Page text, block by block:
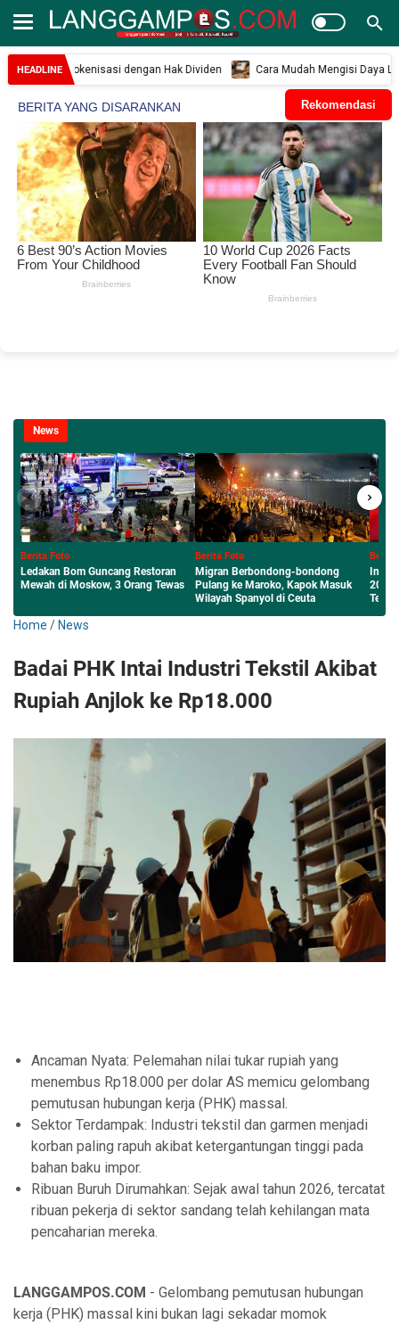
HEADLINE
Tokenisasi dengan Hak Dividen Cara Mudah Mengisi Daya Laptop
Rekomendasi
News
Berita Foto
Migran Berbondong-bondong
Pulang ke Maroko, Kapok Masuk
Berita Foto
Inilah Sumenep Maharaya Festival
2026 Panggung Tari Jalan Raya
Terpanjang
Berita
Home / News
Badai PHK Intai Industri Tekstil Akibat
Rupiah Anjlok ke Rp18.000
Ancaman Nyata: Pelemahan nilai tukar rupiah yang
menembus Rp18.000 per dolar AS memicu gelombang
pemutusan hubungan kerja (PHK) massal.
Sektor Terdampak: Industri tekstil dan garmen menjadi
korban paling rapuh akibat ketergantungan tinggi pada
bahan baku impor.
Ribuan Buruh Dirumahkan: Sejak awal tahun 2026, tercatat
ribuan pekerja di sektor sandang telah kehilangan mata
pencaharian mereka.
LANGGAMPOS.COM - Gelombang pemutusan hubungan
kerja (PHK) massal kini bukan lagi sekadar momok